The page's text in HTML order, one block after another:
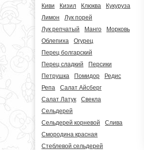
Киви
Кизил Клюква
Кукуруза
Лимон
Лук порей
Лук репчатый
Манго
Морковь
Облепиха
Огурец
Перец болгарский
Перец сладкий
Персики
Петрушка
Помидор
Редис
Репа
Салат Айсберг
Салат Латук
Свекла
Сельдерей
Сельдерей корневой
Слива
Смородина красная
Стеблевой сельдерей